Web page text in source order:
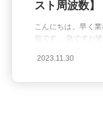
スト周波数】
こんにちは。早く
垣です。 急ですが
て学校で計算式で
2023.11.30